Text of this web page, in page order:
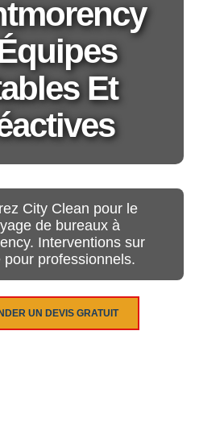
Et
City Clean pour le
de bureaux à
Interventions sur
pour professionnels.
UN DEVIS GRATUIT